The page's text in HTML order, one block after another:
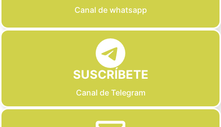
Canal de whatsapp
SUSCRÍBETE
Canal de Telegram